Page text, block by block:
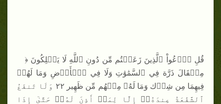
﴿ قُلِ ٱدۡعُواْ ٱلَّذِينَ زَعَمۡتُم مِّن دُونِ ٱللَّهِ لَا يَمۡلِكُونَ
مِثۡقَالَ ذَرَّة فِي ٱلسَّمَٰوَٰتِ وَلَا فِي ٱلۡأَرۡضِ وَمَا لَهُمۡ
فِيهِمَا مِن شِرۡك وَمَا لَهُۥ مِنۡهُم مِّن ظَهِير ٢٢ وَلَا تَنفَعُ
ٱلشَّفَٰعَةُ عِندَهُۥٓ إِلَّا لِمَنۡ أَذِنَ لَهُۥۚ حَتَّىٰٓ إِذَا